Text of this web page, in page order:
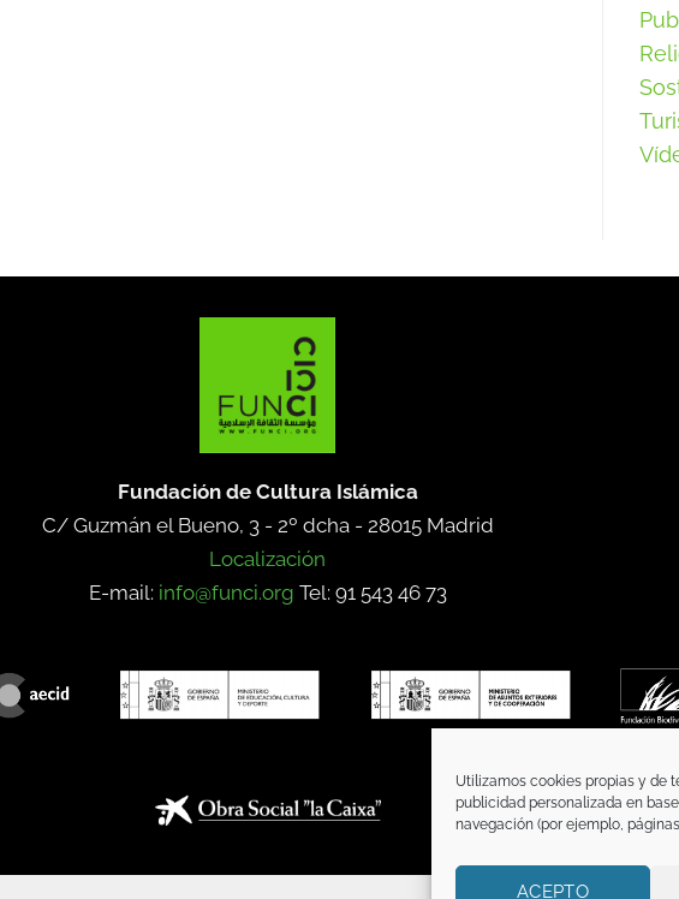
Utilizamos cookies propias y de
publicidad personalizada en
navegación (por ejemplo,
ACEPTO
Fundación de Cultura Islámica
C/ Guzmán el Bueno, 3 - 2º dcha - 28015 Madrid
Localización
E-mail: info@funci.org Tel: 91 543 46 73